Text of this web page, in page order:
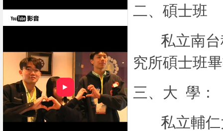
►
二、碩士班
私立南台
究所碩
三、大 學：
私立輔仁